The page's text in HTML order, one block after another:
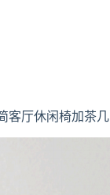
客厅休闲椅加茶几